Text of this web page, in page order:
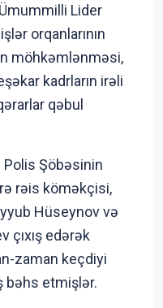
Lider
orqanlarının
möhkəmlənməsi,
kadrların irəli
qəbul
Polis Şöbəsinin
rəis köməkçisi,
Hüseynov və
çıxış edərək
zaman keçdiyi
bəhs etmişlər.